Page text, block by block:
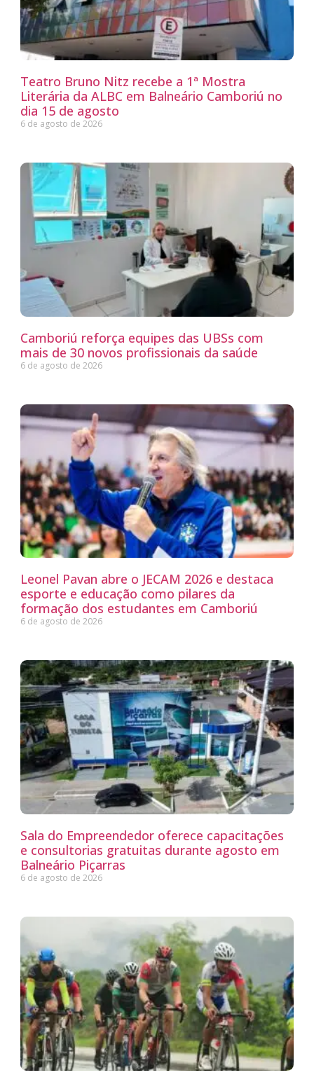
Teatro Bruno Nitz recebe a 1ª Mostra
Literária da ALBC em Balneário Camboriú no
dia 15 de agosto
6 de agosto de 2026
Camboriú reforça equipes das UBSs com
mais de 30 novos profissionais da saúde
6 de agosto de 2026
Leonel Pavan abre o JECAM 2026 e destaca
esporte e educação como pilares da
formação dos estudantes em Camboriú
6 de agosto de 2026
Sala do Empreendedor oferece capacitações
e consultorias gratuitas durante agosto em
Balneário Piçarras
6 de agosto de 2026